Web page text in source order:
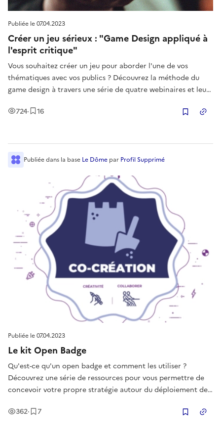
Publiée le07.04.2023
Créer un jeu sérieux : "Game Design appliqué à
l'esprit critique"
Vous souhaitez créer un jeu pour aborder l'une de vos
thématiques avec vos publics ? Découvrez la méthode du
game design à travers une série de quatre webinaires et leurs
été organisé par Le Dôme en partenariat avec l'AMCSTI, le
724Vues
· 16Enregistrement
Publiée le07.04.2023
Le kit Open Badge
Qu'est-ce qu'un open badge et comment les utiliser ?
Découvrez une série de ressources pour vous permettre de
concevoir votre propre stratégie autour du déploiement des
362Vues
· 7Enregistrement
Publiéedans la base Le Dôme par Profil Supprimé